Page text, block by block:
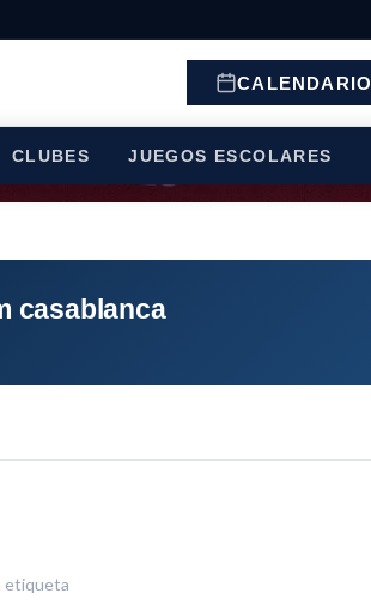
CALENDARIO
CLUBES JUEGOS ESCOLARES
casablanca
etiqueta